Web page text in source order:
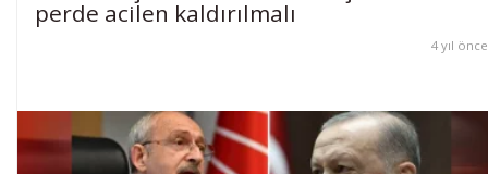
perde acilen kaldırılmalı
4 yıl önce